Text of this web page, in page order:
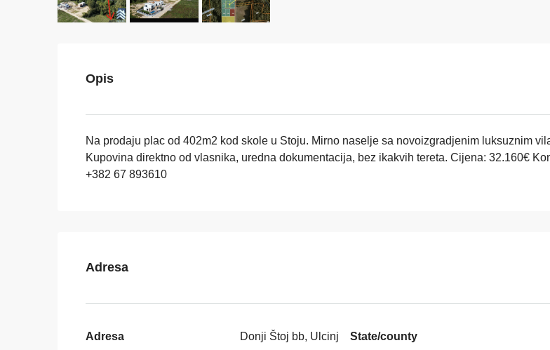
Opis
Na prodaju plac od 402m2 kod skole u Stoju. Mirno naselje sa novoizgradjenim luksuznim
Kupovina direktno od vlasnika, uredna dokumentacija, bez ikakvih tereta. Cijena: 32.160€
+382 67 893610
Adresa
Adresa Donji Štoj bb, Ulcinj State/county